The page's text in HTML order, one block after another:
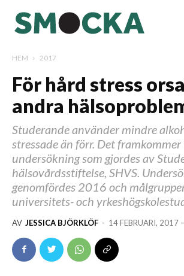
HEM 2017
För hård stress
andra
Studerande använder mindre
stressade än förr. Det framkommer
undersökning som gjordes av
hälsovårdsstiftelse, SHVS.
genomfördes 2016 och
universitets- och
AV JESSICA BJÖRKLÖF - 14 FEBRUARI, 2017